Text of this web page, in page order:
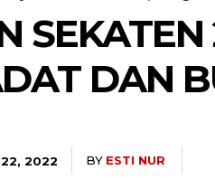
DAN
22, 2022 BY ESTI NUR